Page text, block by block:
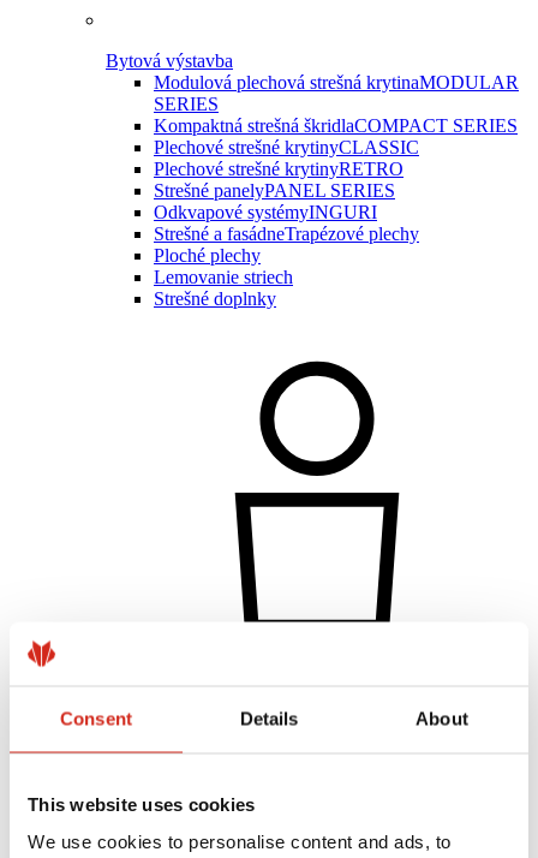
Consent Details About
This website uses cookies
We use cookies to personalise content and ads, to
Bytová výstavba
Modulová plechová strešná krytinaMODULAR
SERIES
Kompaktná strešná škridlaCOMPACT SERIES
Plechové strešné krytinyCLASSIC
Plechové strešné krytinyRETRO
Strešné panelyPANEL SERIES
Odkvapové systémyINGURI
Strešné a fasádneTrapézové plechy
Ploché plechy
Lemovanie striech
Strešné doplnky
Realizácie a inšpirácie
Registrácia záruky
Nájsť predajcu / zhotoviteľa